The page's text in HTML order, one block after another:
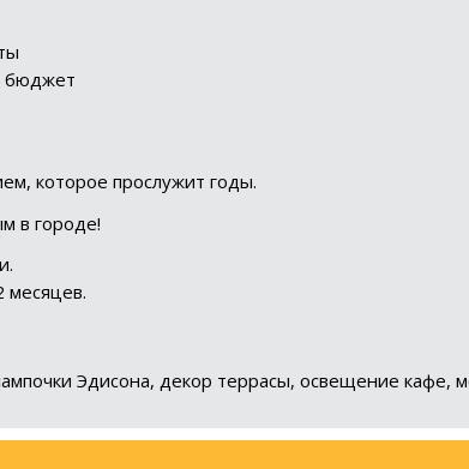
бюджет
которое прослужит годы.
в городе!
Эдисона, декор террасы, освещение кафе,